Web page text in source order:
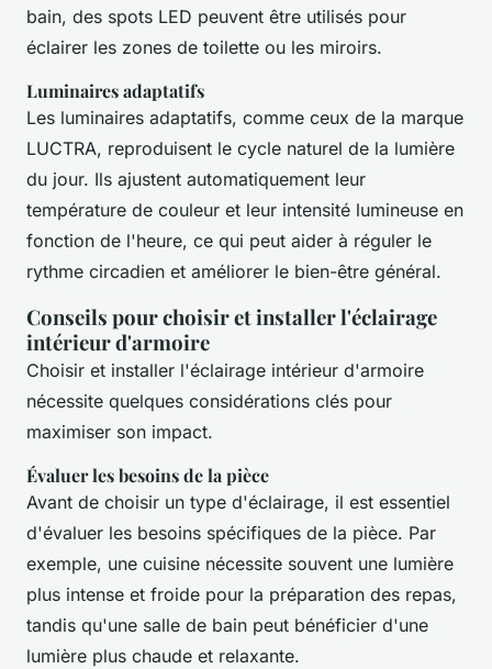
bain, des spots LED peuvent être utilisés pour
éclairer les zones de toilette ou les miroirs.
Luminaires adaptatifs
Les luminaires adaptatifs, comme ceux de la marque
LUCTRA, reproduisent le cycle naturel de la lumière
du jour. Ils ajustent automatiquement leur
température de couleur et leur intensité lumineuse en
fonction de l'heure, ce qui peut aider à réguler le
rythme circadien et améliorer le bien-être général.
Conseils pour choisir et installer l'éclairage
intérieur d'armoire
Choisir et installer l'éclairage intérieur d'armoire
nécessite quelques considérations clés pour
maximiser son impact.
Évaluer les besoins de la pièce
Avant de choisir un type d'éclairage, il est essentiel
d'évaluer les besoins spécifiques de la pièce. Par
exemple, une cuisine nécessite souvent une lumière
plus intense et froide pour la préparation des repas,
tandis qu'une salle de bain peut bénéficier d'une
lumière plus chaude et relaxante.